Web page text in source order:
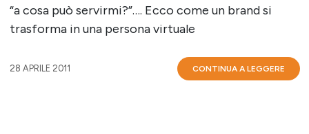
“a cosa può servirmi?”…. Ecco come un brand si
trasforma in una persona virtuale
28 APRILE 2011 CONTINUA A LEGGERE